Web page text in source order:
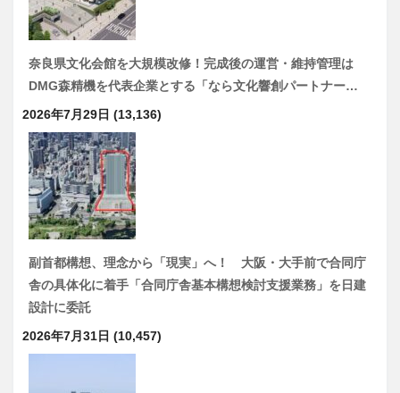
奈良県文化会館を大規模改修！完成後の運営・維持管理は
DMG森精機を代表企業とする「なら文化響創パートナー…
2026年7月29日 (13,136)
副首都構想、理念から「現実」へ！ 大阪・大手前で合同庁
舎の具体化に着手「合同庁舎基本構想検討支援業務」を日建
設計に委託
2026年7月31日 (10,457)